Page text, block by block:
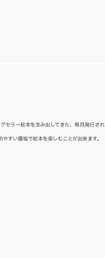
ラー絵本を生み出してきた、毎月発行され
すい価格で絵本を楽しむことが出来ます。